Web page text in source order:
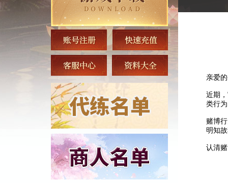
亲爱
近期
类行
赌博
明知
认清